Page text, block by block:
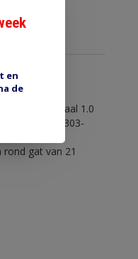
maximaal 1.0
(male), 14303-
gat van 21
en
de